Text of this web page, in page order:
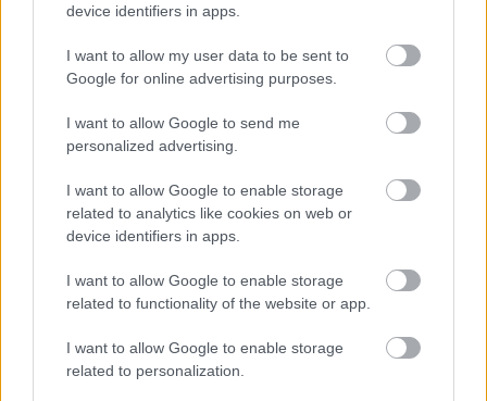
device identifiers in apps.
I want to allow my user data to be sent to
Google for online advertising purposes.
I want to allow Google to send me
personalized advertising.
I want to allow Google to enable storage
related to analytics like cookies on web or
device identifiers in apps.
I want to allow Google to enable storage
related to functionality of the website or app.
I want to allow Google to enable storage
related to personalization.
Yunan oyuncu bu sezon ligde Trabzon'da oynanan maçlarda 75 dakikada
Devam oku »